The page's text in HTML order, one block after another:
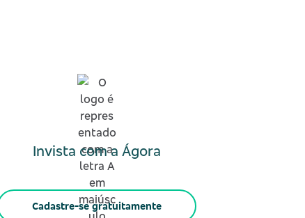
Invista com a Ágora
Cadastre-se gratuitamente